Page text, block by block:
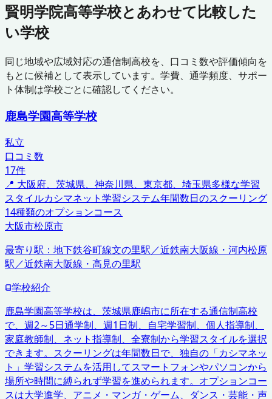
賢明学院高等学校とあわせて比較した
い学校
同じ地域や広域対応の通信制高校を、口コミ数や評価傾向を
もとに候補として表示しています。学費、通学頻度、サポー
ト体制は学校ごとに確認してください。
鹿島学園高等学校
私立
口コミ数
17件
📍 大阪府、茨城県、神奈川県、東京都、埼玉県多様な学習
スタイルカシマネット学習システム年間数日のスクーリング
14種類のオプションコース
大阪市松原市
最寄り駅： 地下鉄谷町線文の里駅／近鉄南大阪線・河内松原
駅／近鉄南大阪線・高見の里駅
学校紹介
鹿島学園高等学校は、茨城県鹿嶋市に所在する通信制高校
で、週2～5日通学制、週1日制、自宅学習制、個人指導制、
家庭教師制、ネット指導制、全寮制から学習スタイルを選択
できます。スクーリングは年間数日で、独自の「カシマネッ
ト」学習システムを活用してスマートフォンやパソコンから
場所や時間に縛られず学習を進められます。オプションコー
スは大学進学、アニメ・マンガ・ゲーム、ダンス・芸能・声